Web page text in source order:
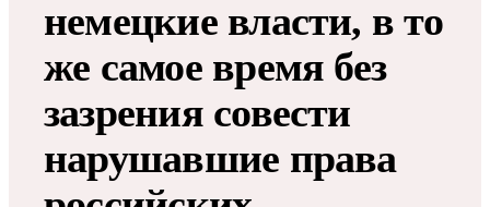
немецкие власти, в то
же самое время без
зазрения совести
нарушавшие права